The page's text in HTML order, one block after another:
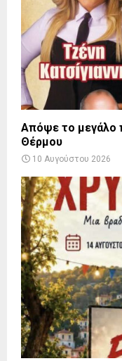
Απόψε το μεγάλο
Θέρμου
10 Αυγούστου 2026